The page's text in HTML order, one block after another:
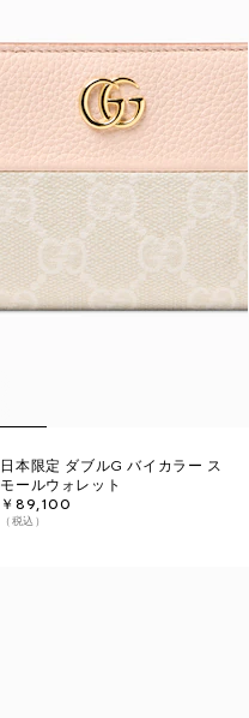
日本限定 ダブルG バイカラー ス
モールウォレット
￥89,100
（税込）